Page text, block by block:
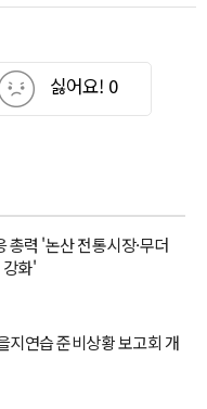
싫어요! 0
총력 '논산 전통시장·무더
화'
지연습 준비상황 보고회 개